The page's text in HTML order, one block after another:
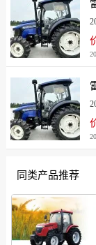
同类产品推荐